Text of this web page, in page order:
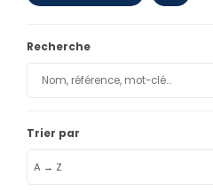
BUREAUTIQUE
Tête de lettre
Sous-mains
Recherche
Trier par